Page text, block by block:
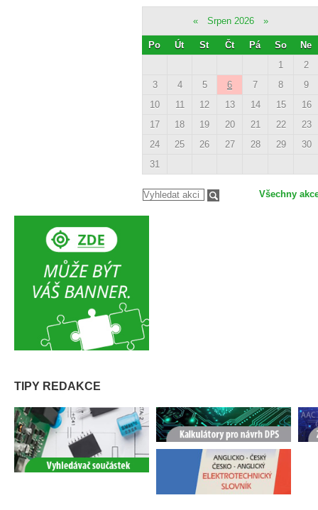
« Srpen 2026 »
Po Út St Čt Pá So
Ne
1
2
3
4 5 6 7 8
9
10
11 12 13 14 15
16
17
18 19 20 21 22
23
24
25 26 27 28 29
30
31
Všechny
TIPY REDAKCE